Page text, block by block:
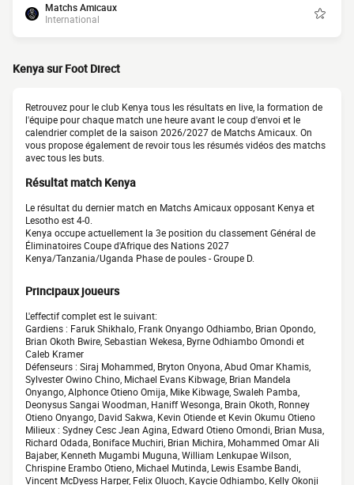
Matchs Amicaux
International
Kenya sur Foot Direct
Retrouvez pour le club Kenya tous les résultats en live, la formation de
l'équipe pour chaque match une heure avant le coup d'envoi et le
calendrier complet de la saison 2026/2027 de Matchs Amicaux. On
vous propose également de revoir tous les résumés vidéos des matchs
avec tous les buts.
Résultat match Kenya
Le résultat du dernier match en Matchs Amicaux opposant Kenya et
Lesotho est 4-0.
Kenya occupe actuellement la 3e position du classement Général de
Éliminatoires Coupe d'Afrique des Nations 2027
Kenya/Tanzania/Uganda Phase de poules - Groupe D.
Principaux joueurs
L'effectif complet est le suivant:
Gardiens : Faruk Shikhalo, Frank Onyango Odhiambo, Brian Opondo,
Brian Okoth Bwire, Sebastian Wekesa, Byrne Odhiambo Omondi et
Caleb Kramer
Défenseurs : Siraj Mohammed, Bryton Onyona, Abud Omar Khamis,
Sylvester Owino Chino, Michael Evans Kibwage, Brian Mandela
Onyango, Alphonce Otieno Omija, Mike Kibwage, Swaleh Pamba,
Deonysus Sangai Woodman, Haniff Wesonga, Brain Okoth, Ronney
Otieno Onyango, David Sakwa, Kevin Otiende et Kevin Okumu Otieno
Milieux : Sydney Cesc Jean Agina, Edward Otieno Omondi, Brian Musa,
Richard Odada, Boniface Muchiri, Brian Michira, Mohammed Omar Ali
Bajaber, Kenneth Mugambi Muguna, William Lenkupae Wilson,
Chrispine Erambo Otieno, Michael Mutinda, Lewis Esambe Bandi,
Vincent McDyess Harper, Felix Oluoch, Kaycie Odhiambo, Kelly Okonji